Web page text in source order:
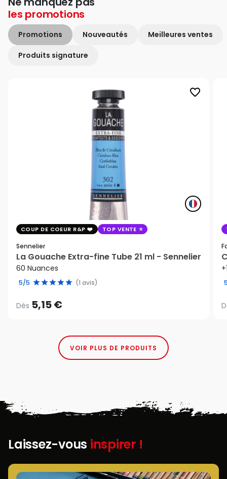
les promotions
Promotions Nouveautés Meilleures ventes
Produits signature
favorite_border
COUP DE COEUR R&P TOP VENTE
Sennelier
La Gouache Extra-fine Tube 21 ml - Sennelier
60 Nuances
5/5 (1 avis)
Dès 5,15 €
VOIR PLUS DE PRODUITS
Laissez-vous inspirer !